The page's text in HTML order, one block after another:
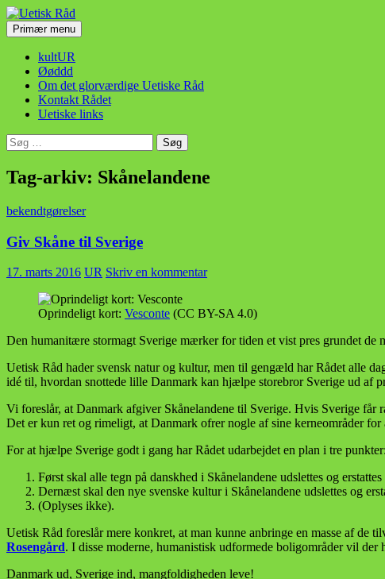
Hop
til
indhold
Uetisk Råd
SøgPrimær menu
kultUR
Øøddd
Om det glorværdige Uetiske Råd
Kontakt Rådet
Uetiske links
Søg
efter:
Tag-arkiv: Skånelandene
bekendtgørelser
Giv Skåne til Sverige
17. marts 2016 UR Skriv en kommentar
Oprindeligt kort: Vesconte (CC BY-SA 4.0)
Den humanitære stormagt Sverige mærker for tiden et vist pres grundet de
Uetisk Råd hader svensk natur og kultur, men til gengæld har Rådet alle
idé til, hvordan snottede lille Danmark kan hjælpe storebror Sverige ud af
Vi foreslår, at Danmark afgiver Skånelandene til Sverige. Hvis Sverige
Det er kun ret og rimeligt, at Danmark ofrer nogle af sine kerneområder for
For at hjælpe Sverige godt i gang har Rådet udarbejdet en plan i tre punkter:
Først skal alle tegn på danskhed i Skånelandene udslettes og
Dernæst skal den nye svenske kultur i Skånelandene udslettes og
(Oplyses ikke).
Uetisk Råd foreslår mere konkret, at man kunne anbringe en masse af de
Rosengård. I disse moderne, humanistisk udformede boligområder vil
Danmark ud, Sverige ind, mangfoldigheden leve!